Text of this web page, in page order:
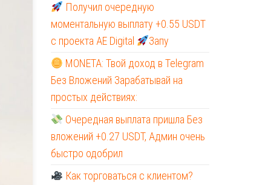
Получил очередную
моментальную выплату +0.55 USDT
с проекта AE Digital
Запу
MONETA: Твой доход в Telegram
Без Вложений Зарабатывай на
простых действиях:
Очередная выплата пришла Без
вложений +0.27 USDT, Админ очень
быстро одобрил
Как торговаться с клиентом?